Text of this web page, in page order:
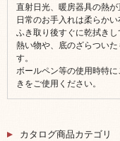
直射日光、暖房器具の熱が
日常のお手入れは柔らか
ふき取り後すぐに乾拭きし
熱い物や、底のざらつい
す。
ボールペン等の使用時特
きをご使用ください。
カタログ商品カテゴリ